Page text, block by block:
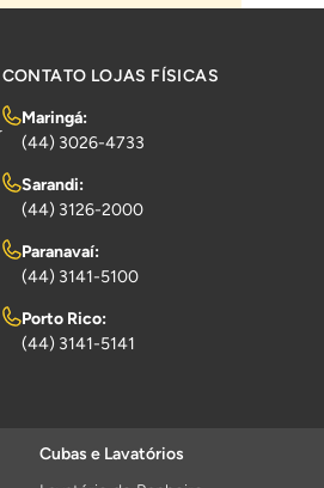
CONTATO LOJAS FÍSICAS
Maringá:
(44) 3026-4733
Sarandi:
(44) 3126-2000
Paranavaí:
(44) 3141-5100
Porto Rico:
(44) 3141-5141
Cubas e Lavatórios